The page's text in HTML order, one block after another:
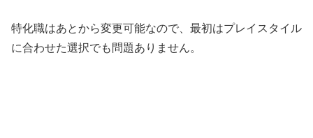
特化職はあとから変更可能なので、最初はプレイスタイル
に合わせた選択でも問題ありません。